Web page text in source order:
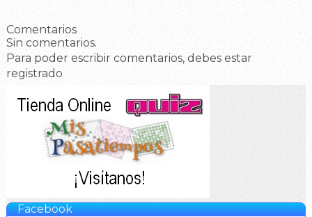
Comentarios
Sin comentarios.
Para poder escribir comentarios, debes estar
registrado
Facebook